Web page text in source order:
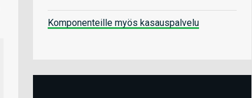
Komponenteille myös kasauspalvelu